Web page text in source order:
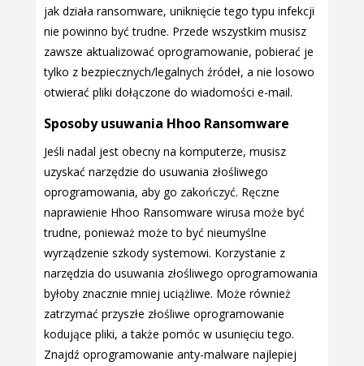
jak działa ransomware, uniknięcie tego typu infekcji
nie powinno być trudne. Przede wszystkim musisz
zawsze aktualizować oprogramowanie, pobierać je
tylko z bezpiecznych/legalnych źródeł, a nie losowo
otwierać pliki dołączone do wiadomości e-mail.
Sposoby usuwania Hhoo Ransomware
Jeśli nadal jest obecny na komputerze, musisz
uzyskać narzędzie do usuwania złośliwego
oprogramowania, aby go zakończyć. Ręczne
naprawienie Hhoo Ransomware wirusa może być
trudne, ponieważ może to być nieumyślne
wyrządzenie szkody systemowi. Korzystanie z
narzędzia do usuwania złośliwego oprogramowania
byłoby znacznie mniej uciążliwe. Może również
zatrzymać przyszłe złośliwe oprogramowanie
kodujące pliki, a także pomóc w usunięciu tego.
Znajdź oprogramowanie anty-malware najlepiej